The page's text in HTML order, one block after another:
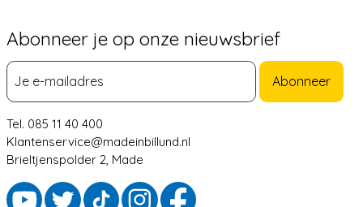
Abonneer je op onze nieuwsbrief
Abonneer
Tel. 085 11 40 400
Klantenservice@madeinbillund.nl
Brieltjenspolder 2, Made